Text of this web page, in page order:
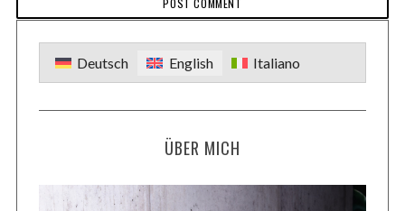
Deutsch English Italiano
ÜBER MICH